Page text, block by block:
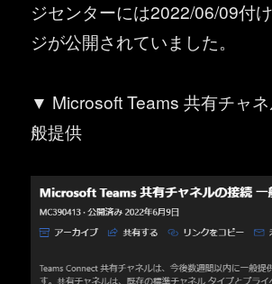
ジセンターには2022/06/09付
ジが公開されていました。
▼ Microsoft Teams 共有チャ
般提供